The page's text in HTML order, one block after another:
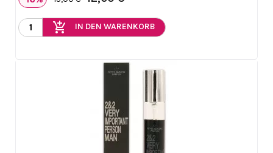
add_shopping_cart IN DEN WARENKORB